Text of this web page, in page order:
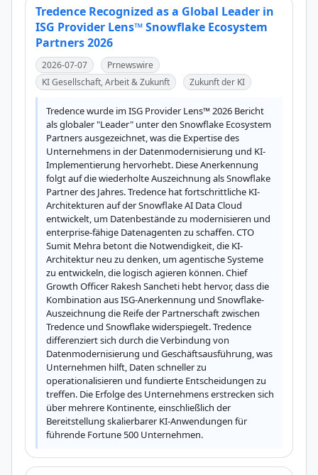
Tredence Recognized as a Global Leader in
ISG Provider Lens™ Snowflake Ecosystem
Partners 2026
2026-07-07
Prnewswire
KI Gesellschaft, Arbeit & Zukunft
Zukunft der KI
Tredence wurde im ISG Provider Lens™ 2026 Bericht
als globaler "Leader" unter den Snowflake Ecosystem
Partners ausgezeichnet, was die Expertise des
Unternehmens in der Datenmodernisierung und KI-
Implementierung hervorhebt. Diese Anerkennung
folgt auf die wiederholte Auszeichnung als Snowflake
Partner des Jahres. Tredence hat fortschrittliche KI-
Architekturen auf der Snowflake AI Data Cloud
entwickelt, um Datenbestände zu modernisieren und
enterprise-fähige Datenagenten zu schaffen. CTO
Sumit Mehra betont die Notwendigkeit, die KI-
Architektur neu zu denken, um agentische Systeme
zu entwickeln, die logisch agieren können. Chief
Growth Officer Rakesh Sancheti hebt hervor, dass die
Kombination aus ISG-Anerkennung und Snowflake-
Auszeichnung die Reife der Partnerschaft zwischen
Tredence und Snowflake widerspiegelt. Tredence
differenziert sich durch die Verbindung von
Datenmodernisierung und Geschäftsausführung, was
Unternehmen hilft, Daten schneller zu
operationalisieren und fundierte Entscheidungen zu
treffen. Die Erfolge des Unternehmens erstrecken sich
über mehrere Kontinente, einschließlich der
Bereitstellung skalierbarer KI-Anwendungen für
führende Fortune 500 Unternehmen.